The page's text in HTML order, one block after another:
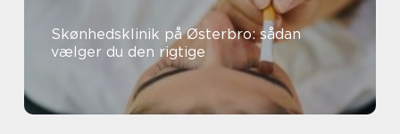
Skønhedsklinik på Østerbro: sådan
vælger du den rigtige